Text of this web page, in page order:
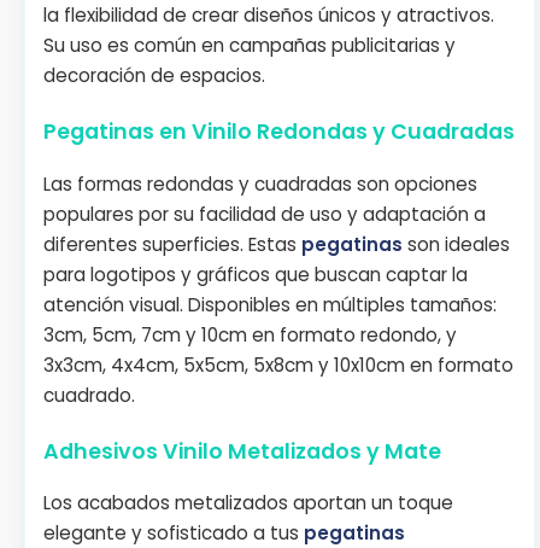
la flexibilidad de crear diseños únicos y atractivos.
Su uso es común en campañas publicitarias y
decoración de espacios.
Pegatinas en Vinilo Redondas y Cuadradas
Las formas redondas y cuadradas son opciones
populares por su facilidad de uso y adaptación a
diferentes superficies. Estas pegatinas son ideales
para logotipos y gráficos que buscan captar la
atención visual. Disponibles en múltiples tamaños:
3cm, 5cm, 7cm y 10cm en formato redondo, y
3x3cm, 4x4cm, 5x5cm, 5x8cm y 10x10cm en formato
cuadrado.
Adhesivos Vinilo Metalizados y Mate
Los acabados metalizados aportan un toque
elegante y sofisticado a tus pegatinas